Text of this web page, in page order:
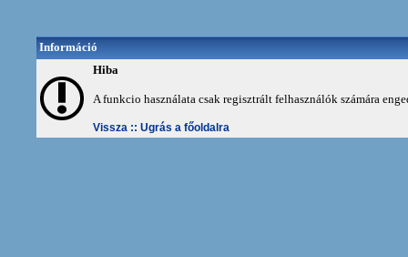
Információ
Hiba
A funkcio használata csak regisztrált felhasználók számára
Vissza :: Ugrás a főoldalra